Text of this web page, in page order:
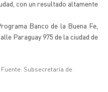
con un resultado altamente
Banco de la Buena Fe,
Paraguay 975 de la ciudad de
Fuente: Subsecretaría de